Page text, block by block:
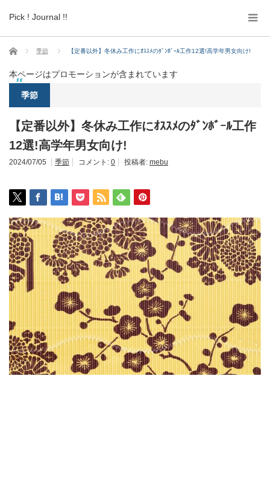
Pick ! Journal !!
ホーム 季節 【定番以外】冬休み工作にｵｽｽﾒのﾀﾞﾝﾎﾞｰﾙ工作12選!高学年男女向け!
本ページはプロモーションが含まれています
季節
【定番以外】冬休み工作にｵｽｽﾒのﾀﾞﾝﾎﾞｰﾙ工作
12選!高学年男女向け!
2024/07/05 季節 コメント: 0 投稿者: mebu